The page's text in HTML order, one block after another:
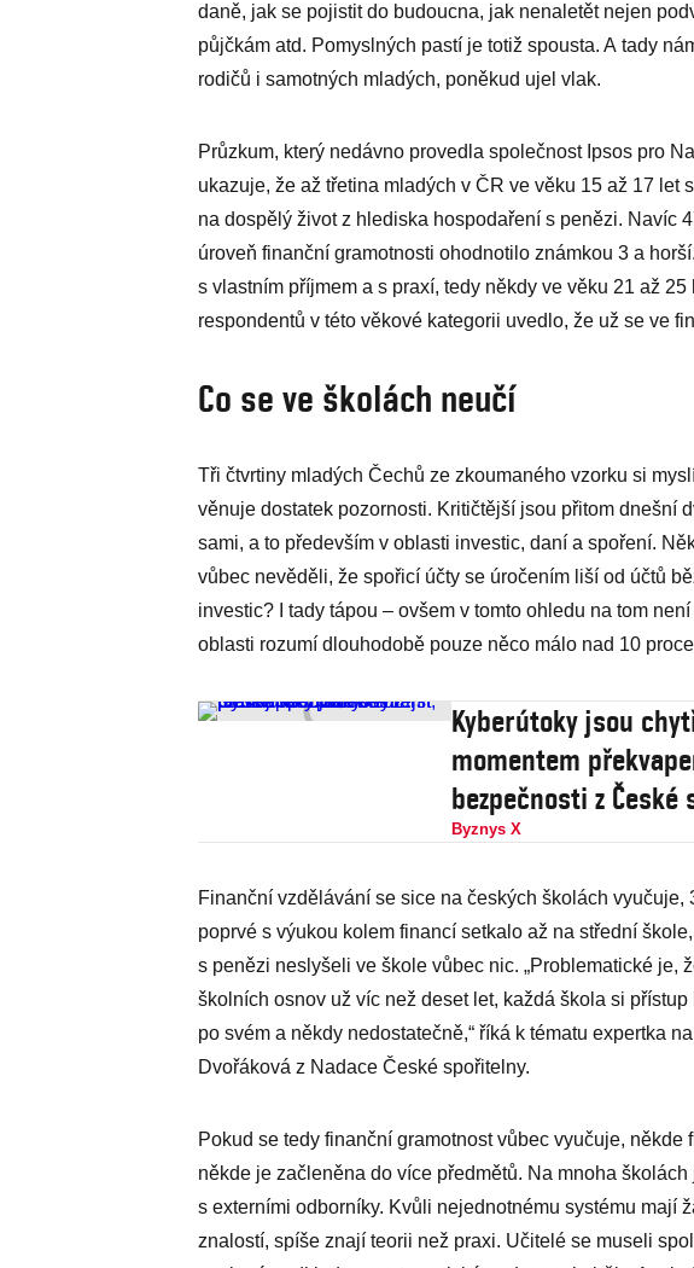
daně, jak se pojistit do budoucna, jak nenaletět nejen
půjčkám atd. Pomyslných pastí je totiž spousta. A tady
rodičů i samotných mladých, poněkud ujel vlak.
Průzkum, který nedávno provedla společnost Ipsos pro
ukazuje, že až třetina mladých v ČR ve věku 15 až 17 let
na dospělý život z hlediska hospodaření s penězi. Navíc
úroveň finanční gramotnosti ohodnotilo známkou 3 a
s vlastním příjmem a s praxí, tedy někdy ve věku 21 až
respondentů v této věkové kategorii uvedlo, že už se ve
Co se ve školách neučí
Tři čtvrtiny mladých Čechů ze zkoumaného vzorku si
věnuje dostatek pozornosti. Kritičtější jsou přitom dnešní
sami, a to především v oblasti investic, daní a spoření.
vůbec nevě­děli, že spořicí účty se úročením liší od účtů
investic? I tady tápou – ­ovšem v tomto ohledu na tom
oblasti rozumí dlouhodobě pouze něco málo nad 10
Kyberútoky jsou
momentem
bezpečnosti z
Byznys X
Finanční vzdělávání se sice na českých školách vyučuje,
poprvé s výukou kolem financí setkalo až na střední
s penězi neslyšeli ve škole vůbec nic. „Problematické je,
školních osnov už víc než deset let, každá škola si
po svém a někdy nedostatečně,“ říká k tématu expertka
Dvořáková z Nadace České spořitelny.
Pokud se tedy finanční gramotnost vůbec vyučuje, někde
někde je začleněna do více předmětů. Na mnoha
s externími odborníky. Kvůli nejednotnému systému mají
znalostí, spíše znají teorii než praxi. Učitelé se museli